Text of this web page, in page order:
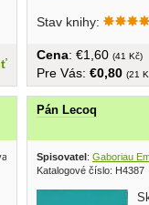
Stav knihy:
Cena: €1,60 (41 Kč)
Pre Vás: €0,80 (21
1984
Pán Lecoq
Spisovatel: Gaboriau
Katalogové číslo: H4387